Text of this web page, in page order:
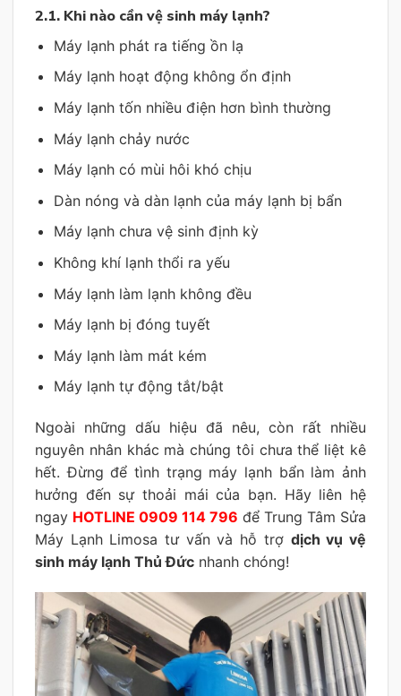
2.1. Khi nào cần vệ sinh máy lạnh?
Máy lạnh phát ra tiếng ồn lạ
Máy lạnh hoạt động không ổn định
Máy lạnh tốn nhiều điện hơn bình thường
Máy lạnh chảy nước
Máy lạnh có mùi hôi khó chịu
Dàn nóng và dàn lạnh của máy lạnh bị bẩn
Máy lạnh chưa vệ sinh định kỳ
Không khí lạnh thổi ra yếu
Máy lạnh làm lạnh không đều
Máy lạnh bị đóng tuyết
Máy lạnh làm mát kém
Máy lạnh tự động tắt/bật
Ngoài những dấu hiệu đã nêu, còn rất nhiều
nguyên nhân khác mà chúng tôi chưa thể liệt kê
hết. Đừng để tình trạng máy lạnh bẩn làm ảnh
hưởng đến sự thoải mái của bạn. Hãy liên hệ
ngay HOTLINE 0909 114 796 để Trung Tâm Sửa
Máy Lạnh Limosa tư vấn và hỗ trợ dịch vụ vệ
sinh máy lạnh Thủ Đức nhanh chóng!